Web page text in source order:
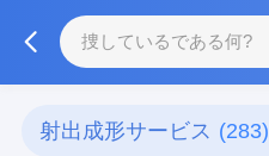
射出成形サービス (283)